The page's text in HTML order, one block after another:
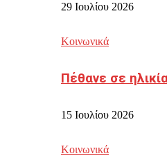
29 Ιουλίου 2026
Κοινωνικά
Πέθανε σε
15 Ιουλίου 2026
Κοινωνικά